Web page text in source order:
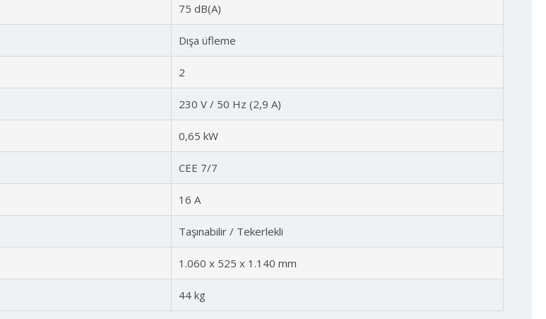
75 dB(A)
Dışa üfleme
2
230 V / 50 Hz (2,9 A)
0,65 kW
CEE 7/7
16 A
Taşınabilir / Tekerlekli
1.060 x 525 x 1.140 mm
44 kg